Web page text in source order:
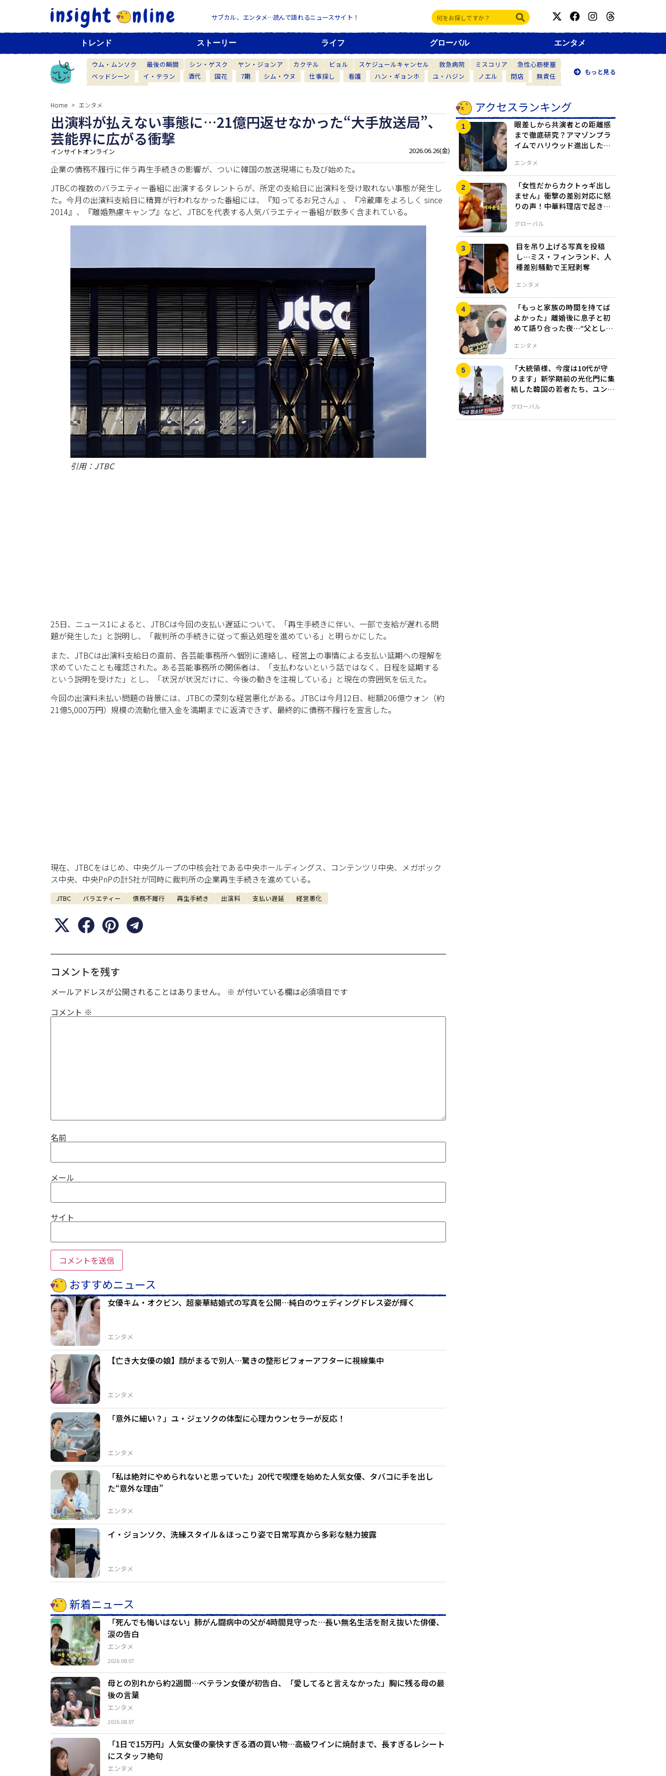
サブカル、エンタメ…読んで語れるニュースサイト！
トレンド ストーリー ライフ グローバル エンタメ
ウム・ムンソク 最後の瞬間 シン・ゲスク ヤン・ジョンア カクテル ビョル スケジュールキャンセル 救急病院 ミスコリア
急性心筋梗塞
ベッドシーン
イ・テラン 酒代 国花 7期 シム・ウヌ 仕事探し 看護 ハン・ギョンホ ユ・ハジン ノエル 閉店
無責任
ベーカリーカフェ
仲間意識
もっと見る
Home エンタメ
出演料が払えない事態に…21億円返せなかった“大手放送局”、
芸能界に広がる衝撃
インサイトオンライン 2026.06.26(金)
企業の債務不履行に伴う再生手続きの影響が、ついに韓国の放送現場にも及び始めた。
JTBCの複数のバラエティー番組に出演するタレントらが、所定の支給日に出演料を受け取れない事態が発生し
た。今月の出演料支給日に精算が行われなかった番組には、『知ってるお兄さん』、『冷蔵庫をよろしく since
2014』、『離婚熟慮キャンプ』など、JTBCを代表する人気バラエティー番組が数多く含まれている。
引用：JTBC
25日、ニュース1によると、JTBCは今回の支払い遅延について、「再生手続きに伴い、一部で支給が遅れる問
題が発生した」と説明し、「裁判所の手続きに従って振込処理を進めている」と明らかにした。
また、JTBCは出演料支給日の直前、各芸能事務所へ個別に連絡し、経営上の事情による支払い延期への理解を
求めていたことも確認された。ある芸能事務所の関係者は、「支払わないという話ではなく、日程を延期する
という説明を受けた」とし、「状況が状況だけに、今後の動きを注視している」と現在の雰囲気を伝えた。
今回の出演料未払い問題の背景には、JTBCの深刻な経営悪化がある。JTBCは今月12日、総額206億ウォン（約
21億5,000万円）規模の流動化借入金を満期までに返済できず、最終的に債務不履行を宣言した。
現在、JTBCをはじめ、中央グループの中核会社である中央ホールディングス、コンテンツリ中央、メガボック
ス中央、中央PnPの計5社が同時に裁判所の企業再生手続きを進めている。
JTBC バラエティー 債務不履行 再生手続き 出演料 支払い遅延 経営悪化
コメントを残す
メールアドレスが公開されることはありません。 ※ が付いている欄は必須項目です
コメント ※
名前
メール
サイト
おすすめニュース
エンタメ
女優キム・オクビン、超豪華結婚式の写真を公開…純白のウェディングドレス姿が輝く
エンタメ
【亡き大女優の娘】顔がまるで別人…驚きの整形ビフォーアフターに視線集中
エンタメ
「意外に細い？」ユ・ジェソクの体型に心理カウンセラーが反応！
エンタメ
「私は絶対にやめられないと思っていた」20代で喫煙を始めた人気女優、タバコに手を出し
た“意外な理由”
エンタメ
イ・ジョンソク、洗練スタイル＆ほっこり姿で日常写真から多彩な魅力披露
新着ニュース
エンタメ
「死んでも悔いはない」肺がん闘病中の父が4時間見守った…長い無名生活を耐え抜いた俳優、
涙の告白
2026.08.07
エンタメ
母との別れから約2週間…ベテラン女優が初告白、「愛してると言えなかった」胸に残る母の最
後の言葉
2026.08.07
エンタメ
「1日で15万円」人気女優の豪快すぎる酒の買い物…高級ワインに焼酎まで、長すぎるレシート
にスタッフ絶句
アクセスランキング
エンタメ
眼差しから共演者との距離感
まで徹底研究？アマゾンプラ
イムでハリウッド進出した俳
グローバル
「女性だからカクトゥギ出し
ません」衝撃の差別対応に怒
りの声！中華料理店で起きた
エンタメ
目を吊り上げる写真を投稿
し…ミス・フィンランド、人
種差別騒動で王冠剥奪
エンタメ
「もっと家族の時間を持てば
よかった」離婚後に息子と初
めて語り合った夜…“父として
グローバル
「大統領様、今度は10代が守
ります」新学期前の光化門に集
結した韓国の若者たち、ユン大